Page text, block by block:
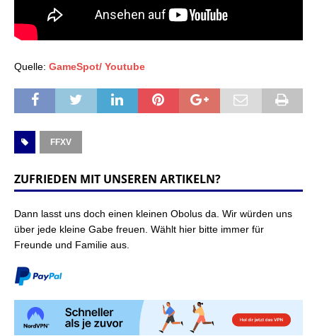
Quelle: GameSpot/ Youtube
FFXV
ZUFRIEDEN MIT UNSEREN ARTIKELN?
Dann lasst uns doch einen kleinen Obolus da. Wir würden uns
über jede kleine Gabe freuen. Wählt hier bitte immer für
Freunde und Familie aus.